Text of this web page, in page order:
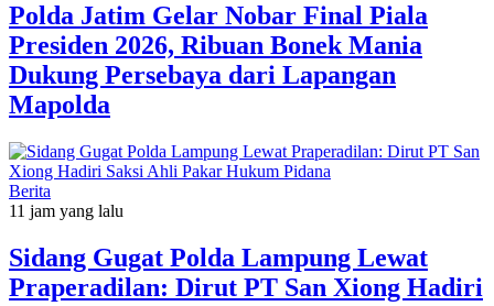
Polda Jatim Gelar Nobar Final Piala
Presiden 2026, Ribuan Bonek Mania
Dukung Persebaya dari Lapangan
Mapolda
Berita
11 jam yang lalu
Sidang Gugat Polda Lampung Lewat
Praperadilan: Dirut PT San Xiong Hadiri